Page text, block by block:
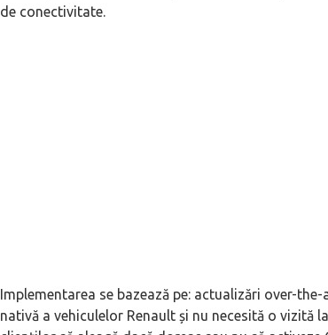
de conectivitate.
Implementarea se bazează pe: actualizări over-
nativă a vehiculelor Renault și nu necesită o vizită